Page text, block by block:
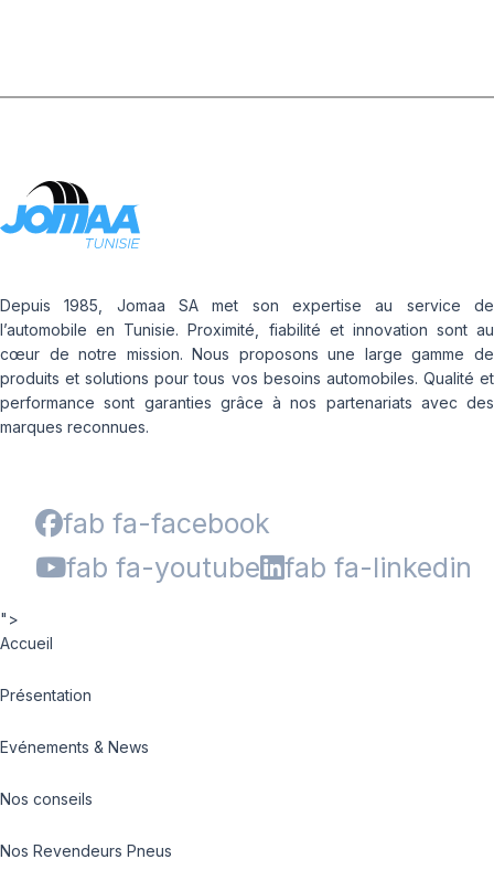
Depuis 1985, Jomaa SA met son expertise au service de
l’automobile en Tunisie. Proximité, fiabilité et innovation sont au
cœur de notre mission. Nous proposons une large gamme de
produits et solutions pour tous vos besoins automobiles. Qualité et
performance sont garanties grâce à nos partenariats avec des
marques reconnues.
fab fa-facebook
fab fa-youtube
fab fa-linkedin
">
Accueil
Présentation
Evénements & News
Nos conseils
Nos Revendeurs Pneus